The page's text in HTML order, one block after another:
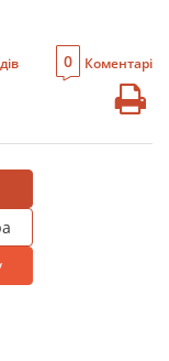
0 Коментарі